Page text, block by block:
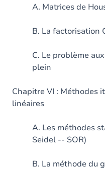
A. Matrices de
B. La factorisation
C. Le problème
plein
Chapitre VI : Méthodes
linéaires
A. Les méthodes
Seidel -- SOR)
B. La méthode du